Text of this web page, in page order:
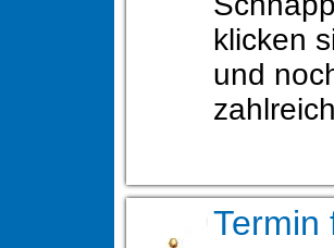
klicken
und
Termin